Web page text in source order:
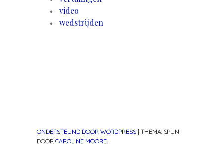
video
wedstrijden
ONDERSTEUND DOOR WORDPRESS | THEMA: SPUN
DOOR CAROLINE MOORE.